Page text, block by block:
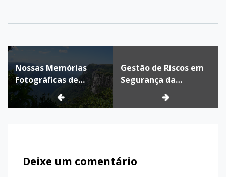
os principais componentes,
como ela se diferencia da
infraestrutura tradicional.
🧠…
Navegação
de
Post
Nossas Memórias
Fotográficas de
Cambará do Sul (2022
e 2024)
Gestão de Riscos em
Segurança da
Informação: Como
Proteger o que é Mais
Deixe um comentário